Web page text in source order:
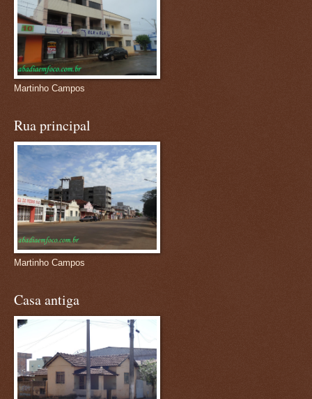
Martinho Campos
Rua principal
Martinho Campos
Casa antiga